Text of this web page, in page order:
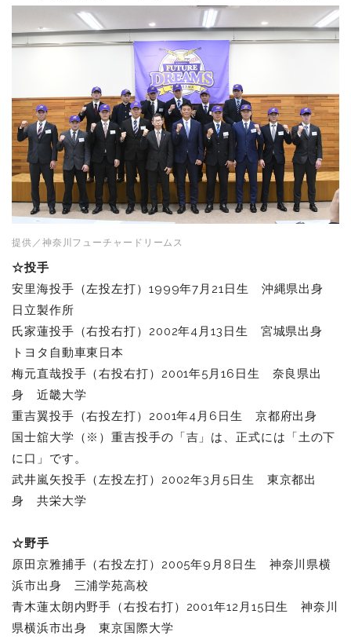
提供／神奈川フューチャードリームス
☆投手
安里海投手（左投左打）1999年7月21日生 沖縄県出身
日立製作所
氏家蓮投手（右投右打）2002年4月13日生 宮城県出身
トヨタ自動車東日本
梅元直哉投手（右投右打）2001年5月16日生 奈良県出
身 近畿大学
重吉翼投手（右投左打）2001年4月6日生 京都府出身
国士舘大学（※）重吉投手の「吉」は、正式には「土の下
に口」です。
武井嵐矢投手（左投左打）2002年3月5日生 東京都出
身 共栄大学
☆野手
原田京雅捕手（右投左打）2005年9月8日生 神奈川県横
浜市出身 三浦学苑高校
青木蓮太朗内野手（右投右打）2001年12月15日生
神奈川
県横浜市出身 東京国際大学